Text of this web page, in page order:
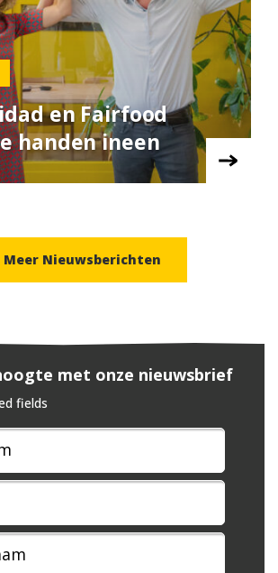
en Fairfood
handen ineen
Meer Nieuwsberichten
met onze nieuwsbrief
fields